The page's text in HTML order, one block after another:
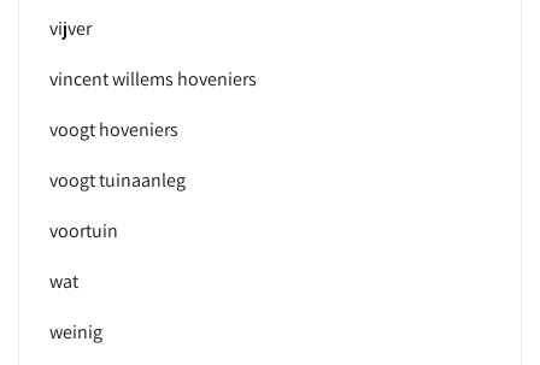
vijver
vincent willems hoveniers
voogt hoveniers
voogt tuinaanleg
voortuin
wat
weinig